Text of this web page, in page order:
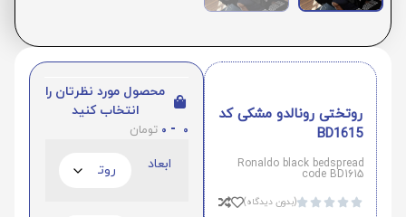
روتختی رونالدو مشکی کد
BD1615
Ronaldo black bedspread
code BD1615




(بدون دیدگاه)
محصول مورد نظرتان را
انتخاب کنید
0
-
0 تومان
ابعاد